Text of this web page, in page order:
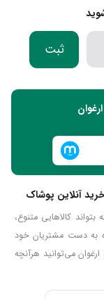
ثبت
خرید آنلاین پوشاک
کالاهایی متنوع،
به دست مشتریان خود
می‌توانید هرآنچه